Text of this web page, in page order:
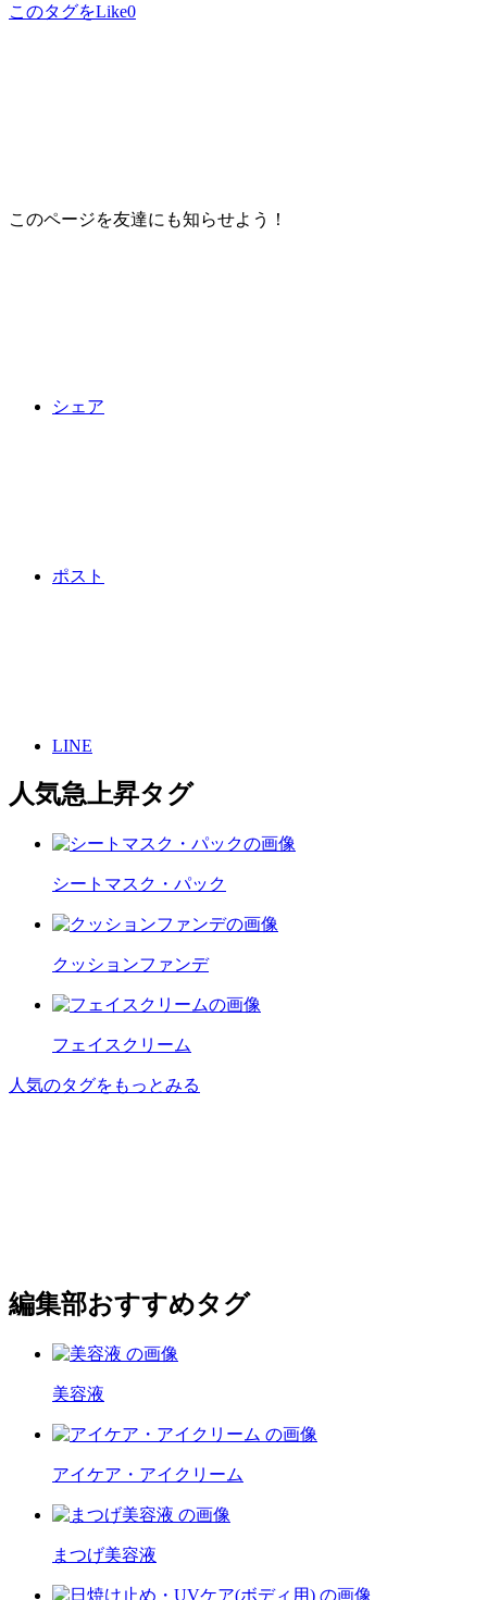
このタグをLike0
このページを友達にも知らせよう！
シェア
ポスト
LINE
人気急上昇タグ
シートマスク・パック
クッションファンデ
フェイスクリーム
人気のタグをもっとみる
編集部おすすめタグ
美容液
アイケア・アイクリーム
まつげ美容液